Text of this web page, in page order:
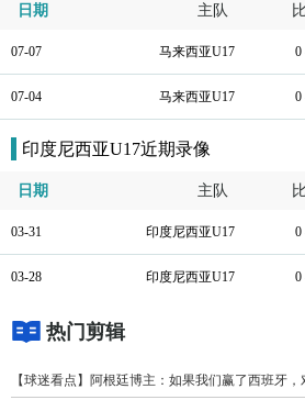
日期 主队
07-07 马来西亚U17 0
07-04 马来西亚U17 0
印度尼西亚U17近期录像
日期 主队
03-31 印度尼西亚U17 0
03-28 印度尼西亚U17 0
热门剪辑
【球迷看点】阿根廷博主：如果我们赢了西班牙，